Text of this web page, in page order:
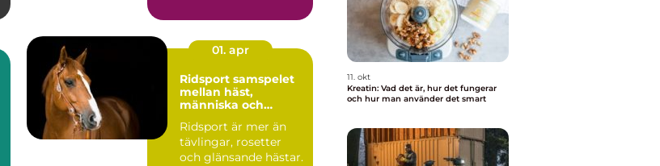
01. apr
Ridsport samspelet
mellan häst,
människa och
Ridsport är mer än
tävlingar, rosetter
och glänsande hästar.
11. okt
Kreatin: Vad det är, hur det fungerar
och hur man använder det smart